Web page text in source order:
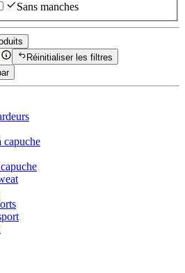
Sans manches
Réinitialiser les filtres
capuche